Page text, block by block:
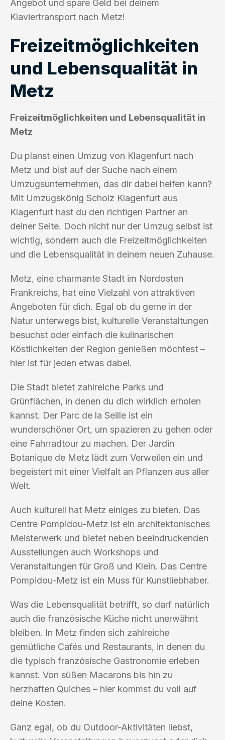
Angebot und spare Geld bei deinem
Klaviertransport nach Metz!
Freizeitmöglichkeiten
und Lebensqualität in
Metz
Freizeitmöglichkeiten und Lebensqualität in
Metz
Du planst einen Umzug von Klagenfurt nach
Metz und bist auf der Suche nach einem
Umzugsunternehmen, das dir dabei helfen kann?
Mit Umzugskönig Scholz Klagenfurt aus
Klagenfurt hast du den richtigen Partner an
deiner Seite. Doch nicht nur der Umzug selbst ist
wichtig, sondern auch die Freizeitmöglichkeiten
und die Lebensqualität in deinem neuen Zuhause.
Metz, eine charmante Stadt im Nordosten
Frankreichs, hat eine Vielzahl von attraktiven
Angeboten für dich. Egal ob du gerne in der
Natur unterwegs bist, kulturelle Veranstaltungen
besuchst oder einfach die kulinarischen
Köstlichkeiten der Region genießen möchtest –
hier ist für jeden etwas dabei.
Die Stadt bietet zahlreiche Parks und
Grünflächen, in denen du dich wirklich erholen
kannst. Der Parc de la Seille ist ein
wunderschöner Ort, um spazieren zu gehen oder
eine Fahrradtour zu machen. Der Jardin
Botanique de Metz lädt zum Verweilen ein und
begeistert mit einer Vielfalt an Pflanzen aus aller
Welt.
Auch kulturell hat Metz einiges zu bieten. Das
Centre Pompidou-Metz ist ein architektonisches
Meisterwerk und bietet neben beeindruckenden
Ausstellungen auch Workshops und
Veranstaltungen für Groß und Klein. Das Centre
Pompidou-Metz ist ein Muss für Kunstliebhaber.
Was die Lebensqualität betrifft, so darf natürlich
auch die französische Küche nicht unerwähnt
bleiben. In Metz finden sich zahlreiche
gemütliche Cafés und Restaurants, in denen du
die typisch französische Gastronomie erleben
kannst. Von süßen Macarons bis hin zu
herzhaften Quiches – hier kommst du voll auf
deine Kosten.
Ganz egal, ob du Outdoor-Aktivitäten liebst,